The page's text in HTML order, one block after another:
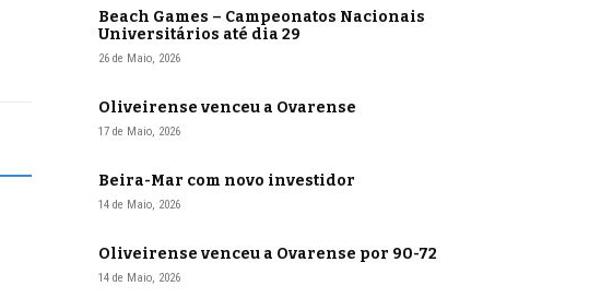
Beach Games – Campeonatos Nacionais
Universitários até dia 29
26 de Maio, 2026
Oliveirense venceu a Ovarense
17 de Maio, 2026
Beira-Mar com novo investidor
14 de Maio, 2026
Oliveirense venceu a Ovarense por 90-72
14 de Maio, 2026